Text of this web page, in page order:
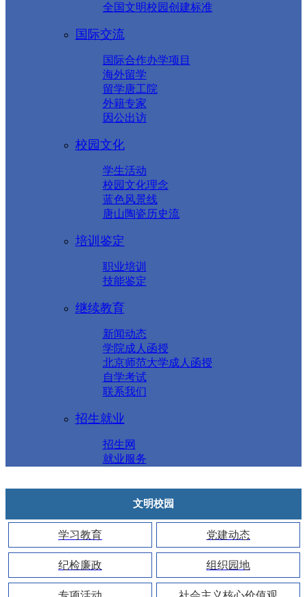
全国文明校园创建标准
国际交流
国际合作办学项目
海外留学
留学唐工院
外籍专家
因公出访
校园文化
学生活动
校园文化理念
蓝色风景线
唐山陶瓷历史流
培训鉴定
职业培训
技能鉴定
继续教育
新闻动态
学院成人函授
北京师范大学成人函授
自学考试
联系我们
招生就业
招生网
就业服务
文明校园
学习教育 党建动态
纪检廉政 组织园地